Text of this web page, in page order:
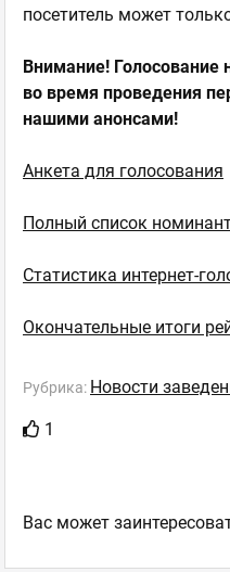
посетитель может
Внимание! Голосование
во время проведения
нашими анонсами!
Анкета для голосования
Полный список
Статистика интернет-
Окончательные итоги
Рубрика: Новости
1
Ваc может